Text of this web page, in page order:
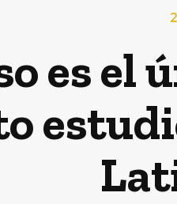
es el